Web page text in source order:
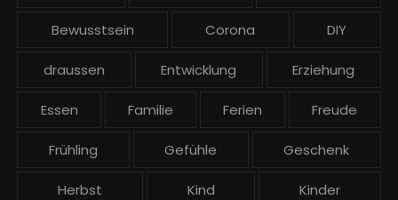
Bewusstsein Corona DIY
draussen Entwicklung Erziehung
Essen Familie Ferien Freude
Frühling Gefühle Geschenk
Herbst Kind Kinder